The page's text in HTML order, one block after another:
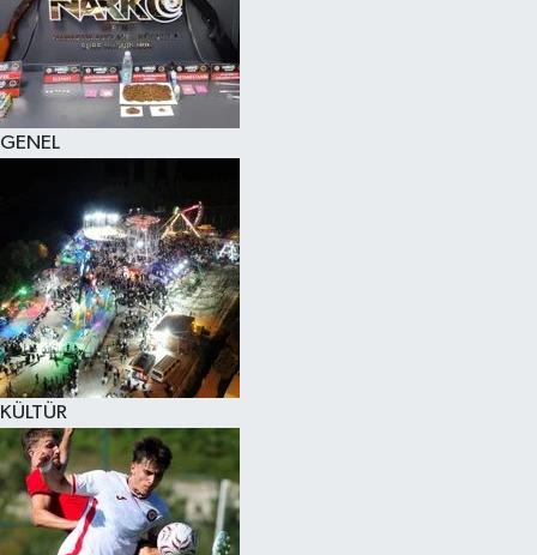
GENEL
KÜLTÜR
KÜLTÜR SANAT
MAGAZİN
SAĞLIK
SİYASET
SPOR
TEKNOLOJİ
VİZYONDAKİLER
YAŞAM